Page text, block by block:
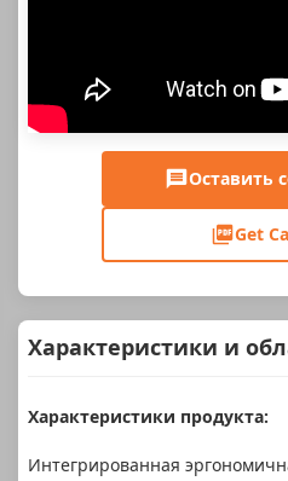
Оставить
Get
Характеристики и
Характеристики продукта:
Интегрированная